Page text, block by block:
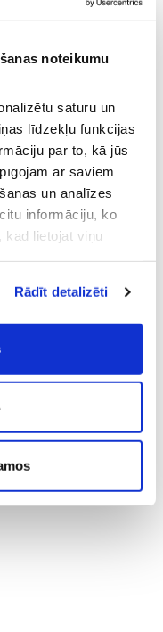
noteikumu
saturu un
līdzekļu funkcijas
par to, kā jūs
ar saviem
un analīzes
informāciju, ko
kad lietojat viņu
Rādīt detalizēti